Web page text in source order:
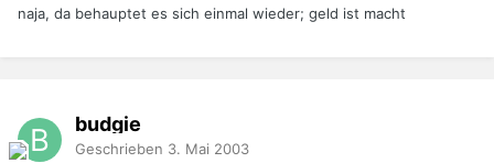
naja, da behauptet es sich einmal wieder; geld ist macht
budgie
Geschrieben 3. Mai 2003